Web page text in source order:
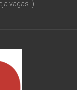
vagas :)